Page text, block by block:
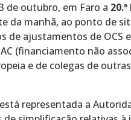
de outubro, em Faro a
da manhã, ao ponto de
de ajustamentos de OCS
(financiamento não
e de colegas de
representada a